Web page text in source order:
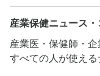
産業保健ニュース・
産業医・保健師・
すべての人が使える